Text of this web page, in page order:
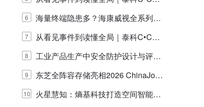
E IQ 3.20开启安防运营智能新时代
6
海量终端隐患多？海康威视全系列物
联安全产品，四层守护更放心！
7
从看见事件到读懂全局｜泰科C•CUR
E IQ 3.20开启安防运营智能新时代
8
工业产品生产中安全防护设计与评估
的实践与探讨
9
东芝全阵容存储亮相2026 ChinaJo
y，以海量数据底座赋能“与AI同游”新
10
火星慧知：熵基科技打造空间智能时